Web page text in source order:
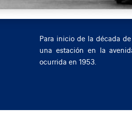
racionamiento. Hasta
tranvía eléctrico, como se